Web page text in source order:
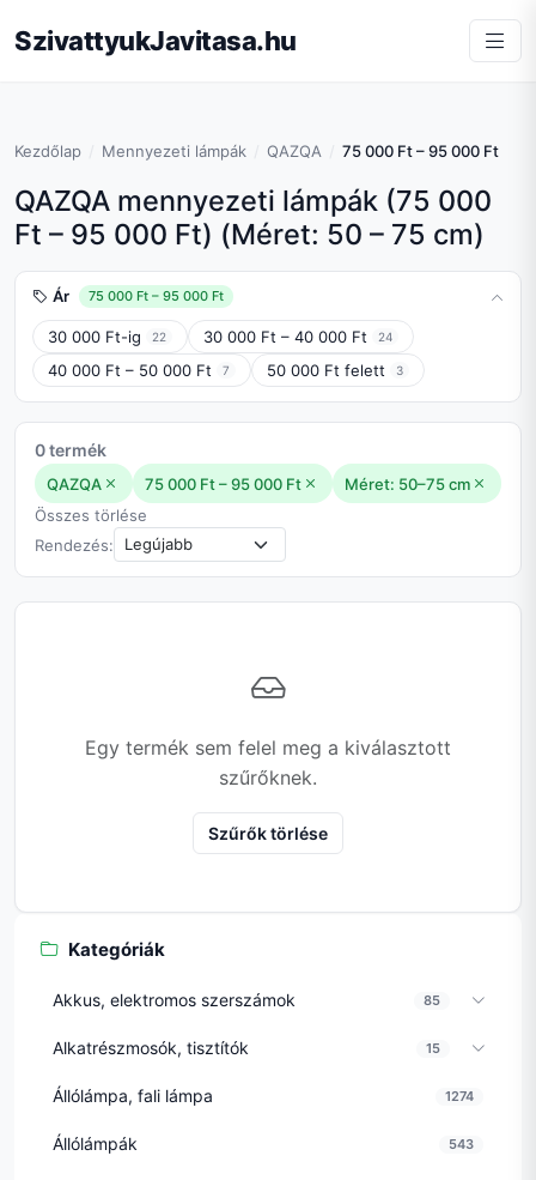
SzivattyukJavitasa.hu
Kezdőlap Mennyezeti lámpák QAZQA 75 000 Ft – 95 000 Ft
QAZQA mennyezeti lámpák (75 000
Ft – 95 000 Ft) (Méret: 50 – 75 cm)
Ár 75 000 Ft – 95 000 Ft
30 000 Ft-ig 22 30 000 Ft – 40 000 Ft 24
40 000 Ft – 50 000 Ft 7 50 000 Ft felett 3
0 termék
QAZQA 75 000 Ft – 95 000 Ft
Méret: 50–75 cm
Összes törlése
Rendezés:
Egy termék sem felel meg a kiválasztott
szűrőknek.
Szűrők törlése
Kategóriák
Akkus, elektromos szerszámok 85
Alkatrészmosók, tisztítók 15
Állólámpa, fali lámpa 1274
Állólámpák 543